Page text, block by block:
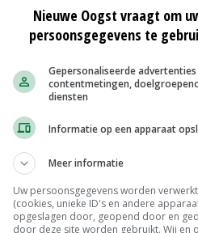
dealers in Nederland en
Holland uit het Friese Stiens
groeit ook het aantal dealers
universeel toepasbaar
Grijsen in Zeewolde is deze week
Homburg Holland uit Stiens.
Nieuwe Oogst vraagt om
persoonsgegevens te
Gepersonaliseerde
contentmetingen,
diensten
Informatie op een apparaat
Meer informatie
Uw persoonsgegevens worden
(cookies, unieke ID's en andere
opgeslagen door, geopend door en
door deze site worden gebruikt. Wij en